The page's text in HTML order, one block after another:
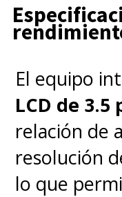
El equipo
LCD de 3.5
relación de
resolución
lo que